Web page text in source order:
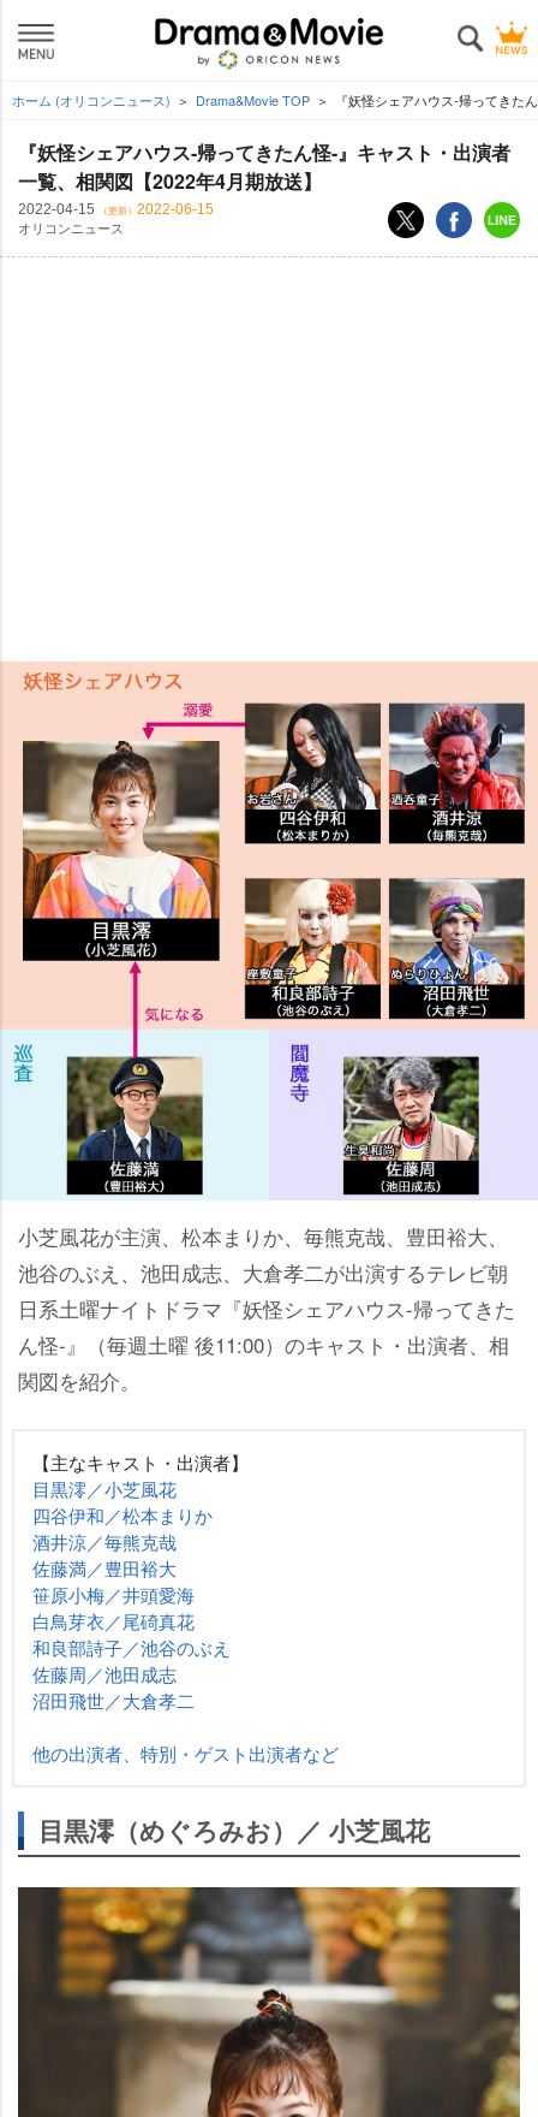
ホーム (オリコンニュース) Drama&Movie TOP 『妖怪シェアハウス-帰ってきた
『妖怪シェアハウス-帰ってきたん怪-』キャスト・出演者
一覧、相関図【2022年4月期放送】
2022-04-15 （更新） 2022-06-15
オリコンニュース
小芝風花が主演、松本まりか、毎熊克哉、豊田裕大、
池谷のぶえ、池田成志、大倉孝二が出演するテレビ朝
日系土曜ナイトドラマ『妖怪シェアハウス-帰ってきた
ん怪-』（毎週土曜 後11:00）のキャスト・出演者、相
関図を紹介。
【主なキャスト・出演者】
目黒澪／小芝風花
四谷伊和／松本まりか
酒井涼／毎熊克哉
佐藤満／豊田裕大
笹原小梅／井頭愛海
白鳥芽衣／尾碕真花
和良部詩子／池谷のぶえ
佐藤周／池田成志
沼田飛世／大倉孝二
他の出演者、特別・ゲスト出演者など
目黒澪（めぐろみお）／ 小芝風花